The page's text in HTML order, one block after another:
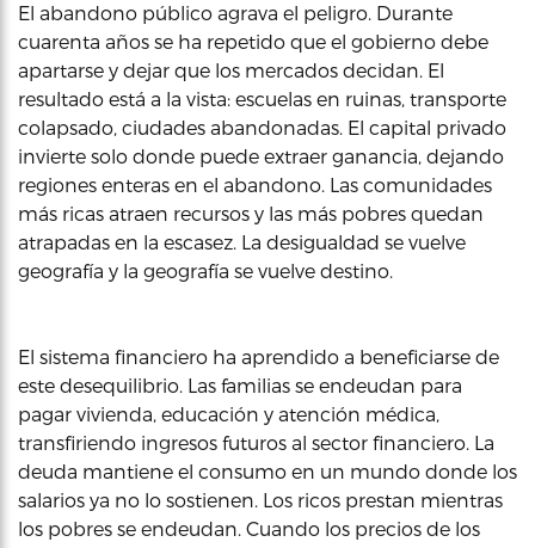
El abandono público agrava el peligro. Durante
cuarenta años se ha repetido que el gobierno debe
apartarse y dejar que los mercados decidan. El
resultado está a la vista: escuelas en ruinas, transporte
colapsado, ciudades abandonadas. El capital privado
invierte solo donde puede extraer ganancia, dejando
regiones enteras en el abandono. Las comunidades
más ricas atraen recursos y las más pobres quedan
atrapadas en la escasez. La desigualdad se vuelve
geografía y la geografía se vuelve destino.
El sistema financiero ha aprendido a beneficiarse de
este desequilibrio. Las familias se endeudan para
pagar vivienda, educación y atención médica,
transfiriendo ingresos futuros al sector financiero. La
deuda mantiene el consumo en un mundo donde los
salarios ya no lo sostienen. Los ricos prestan mientras
los pobres se endeudan. Cuando los precios de los